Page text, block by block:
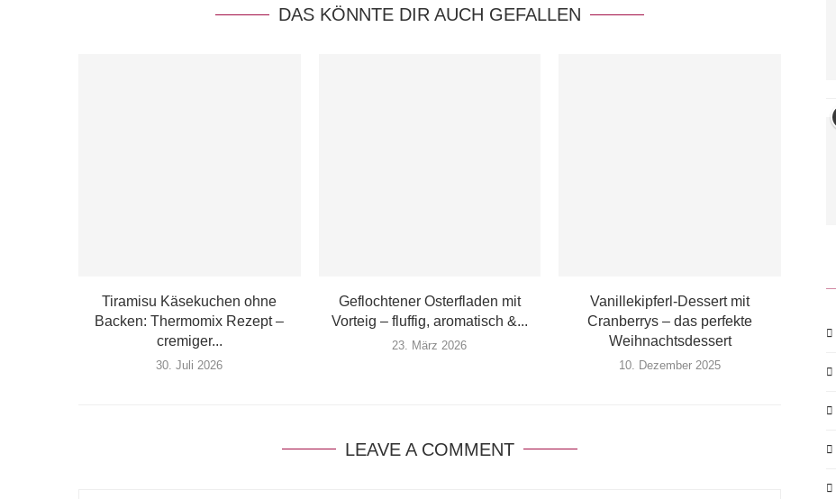
DAS KÖNNTE DIR AUCH GEFALLEN
Tiramisu Käsekuchen ohne
Backen: Thermomix Rezept –
cremiger...
30. Juli 2026
Geflochtener Osterfladen mit
Vorteig – fluffig, aromatisch &...
23. März 2026
Vanillekipferl-Dessert mit
Cranberrys – das perfekte
Weihnachtsdessert
10. Dezember 2025
LEAVE A COMMENT